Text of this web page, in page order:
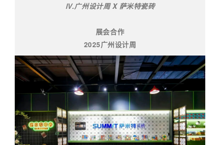
Ⅳ.广州设计周 X 萨米特瓷砖
展会合作
2025广州设计周